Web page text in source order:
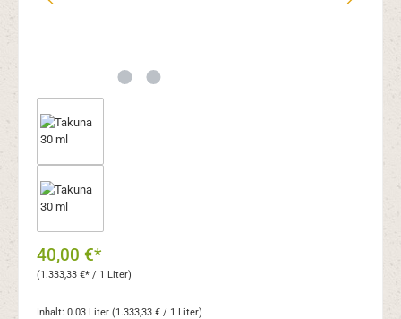
40,00 €*
(1.333,33 €* / 1 Liter)
Inhalt: 0.03 Liter (1.333,33 € / 1 Liter)